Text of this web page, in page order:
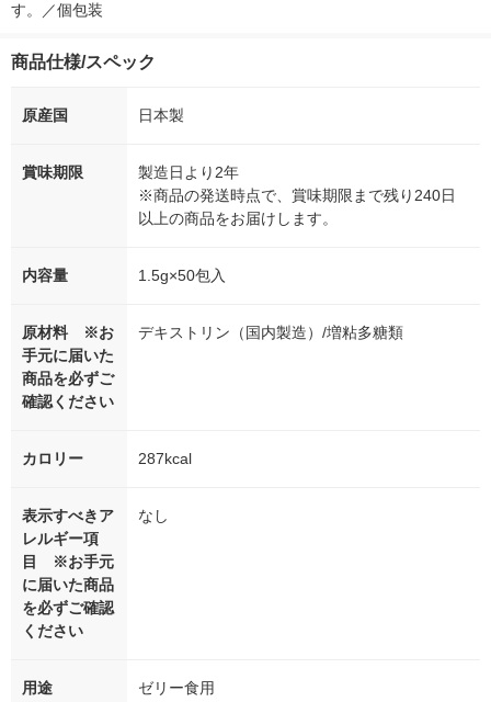
す。／個包装
商品仕様/スペック
原産国 日本製
賞味期限
製造日より2年
※商品の発送時点で、賞味期限まで残り240日
以上の商品をお届けします。
内容量 1.5g×50包入
原材料 ※お
手元に届いた
商品を必ずご
確認ください
デキストリン（国内製造）/増粘多糖類
カロリー 287kcal
表示すべきア
レルギー項
目 ※お手元
に届いた商品
を必ずご確認
ください
なし
用途 ゼリー食用